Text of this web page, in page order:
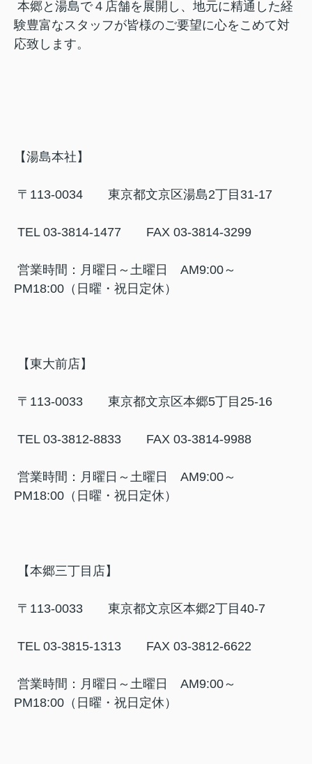
本郷と湯島で４店舗を展開し、地元に精通した経
験豊富なスタッフが皆様のご要望に心をこめて対
応致します。
【湯島本社】
〒113-0034 東京都文京区湯島2丁目31-17
TEL 03-3814-1477 FAX 03-3814-3299
営業時間：月曜日～土曜日 AM9:00～
PM18:00（日曜・祝日定休）
【東大前店】
〒113-0033 東京都文京区本郷5丁目25-16
TEL 03-3812-8833 FAX 03-3814-9988
営業時間：月曜日～土曜日 AM9:00～
PM18:00（日曜・祝日定休）
【本郷三丁目店】
〒113-0033 東京都文京区本郷2丁目40-7
TEL 03-3815-1313 FAX 03-3812-6622
営業時間：月曜日～土曜日 AM9:00～
PM18:00（日曜・祝日定休）